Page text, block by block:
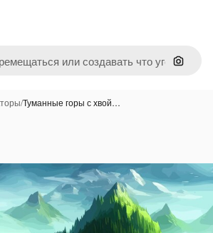
Поиск
/Туманные горы с хвой…